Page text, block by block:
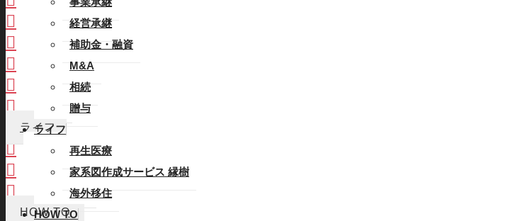
経営承継
補助金・融資
M&A
相続
贈与
ライフ
再生医療
家系図作成サービス 縁樹
海外移住
HOW TO
経営承継
補助金・融資
M&A
相続
贈与
ライフ
再生医療
家系図作成サービス 縁樹
海外移住
HOW TO